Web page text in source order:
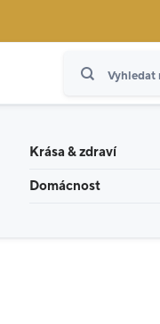
Hledat
Krása & zdraví
Domácnost